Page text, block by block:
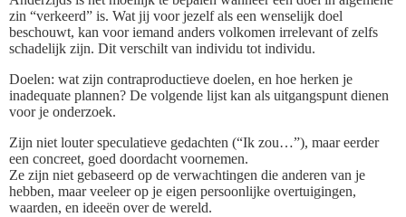
zin “verkeerd” is. Wat jij voor jezelf als een wenselijk doel
beschouwt, kan voor iemand anders volkomen irrelevant of zelfs
schadelijk zijn. Dit verschilt van individu tot individu.
Doelen: wat zijn contraproductieve doelen, en hoe herken je
inadequate plannen? De volgende lijst kan als uitgangspunt dienen
voor je onderzoek.
Zijn niet louter speculatieve gedachten (“Ik zou…”), maar eerder
een concreet, goed doordacht voornemen.
Ze zijn niet gebaseerd op de verwachtingen die anderen van je
hebben, maar veeleer op je eigen persoonlijke overtuigingen,
waarden, en ideeën over de wereld.